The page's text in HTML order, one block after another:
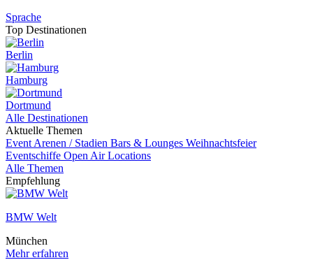
Sprache
Top Destinationen
Berlin
Hamburg
Dortmund
Alle Destinationen
Aktuelle Themen
Event Arenen / Stadien Bars & Lounges Weihnachtsfeier
Eventschiffe Open Air Locations
Alle Themen
Empfehlung
BMW Welt
München
Mehr erfahren